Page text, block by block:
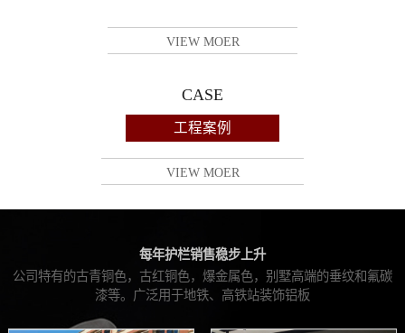
VIEW MOER
CASE
工程案例
VIEW MOER
每年护栏销售稳步上升
公司特有的古青铜色，古红铜色，爆金属色，别墅高端的垂纹和氟碳
漆等。广泛用于地铁、高铁站装饰铝板